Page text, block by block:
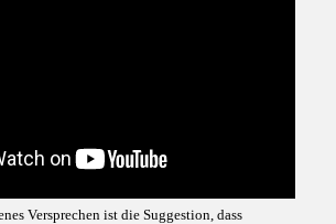
Versprechen ist die Suggestion, dass